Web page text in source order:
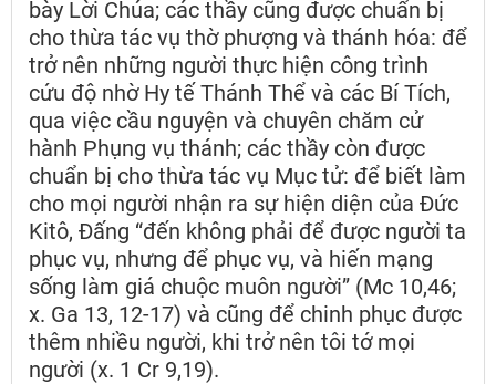
bày Lời Chúa; các thầy cũng được chuẩn bị
cho thừa tác vụ thờ phượng và thánh hóa: để
trở nên những người thực hiện công trình
cứu độ nhờ Hy tế Thánh Thể và các Bí Tích,
qua việc cầu nguyện và chuyên chăm cử
hành Phụng vụ thánh; các thầy còn được
chuẩn bị cho thừa tác vụ Mục tử: để biết làm
cho mọi người nhận ra sự hiện diện của Đức
Kitô, Đấng “đến không phải để được người ta
phục vụ, nhưng để phục vụ, và hiến mạng
sống làm giá chuộc muôn người” (Mc 10,46;
x. Ga 13, 12-17) và cũng để chinh phục được
thêm nhiều người, khi trở nên tôi tớ mọi
người (x. 1 Cr 9,19).